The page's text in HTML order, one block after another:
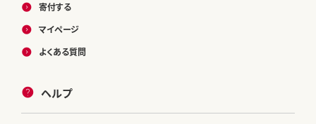
寄付する
マイページ
よくある質問
ヘルプ